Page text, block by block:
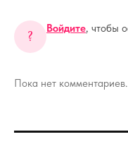
?
Войдите, чтобы
Пока нет